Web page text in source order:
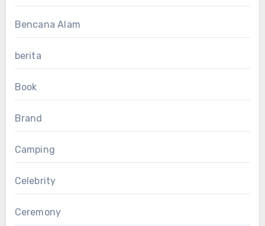
Bencana Alam
berita
Book
Brand
Camping
Celebrity
Ceremony